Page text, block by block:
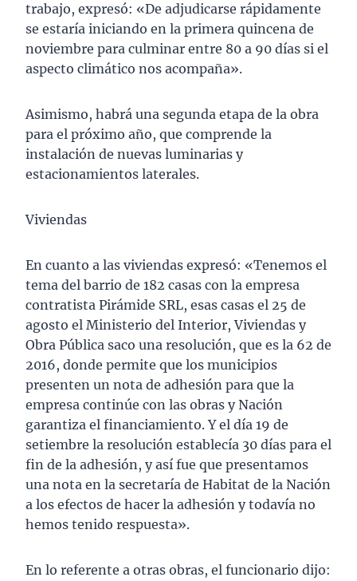
trabajo, expresó: «De adjudicarse rápidamente
se estaría iniciando en la primera quincena de
noviembre para culminar entre 80 a 90 días si el
aspecto climático nos acompaña».
Asimismo, habrá una segunda etapa de la obra
para el próximo año, que comprende la
instalación de nuevas luminarias y
estacionamientos laterales.
Viviendas
En cuanto a las viviendas expresó: «Tenemos el
tema del barrio de 182 casas con la empresa
contratista Pirámide SRL, esas casas el 25 de
agosto el Ministerio del Interior, Viviendas y
Obra Pública saco una resolución, que es la 62 de
2016, donde permite que los municipios
presenten un nota de adhesión para que la
empresa continúe con las obras y Nación
garantiza el financiamiento. Y el día 19 de
setiembre la resolución establecía 30 días para el
fin de la adhesión, y así fue que presentamos
una nota en la secretaría de Habitat de la Nación
a los efectos de hacer la adhesión y todavía no
hemos tenido respuesta».
En lo referente a otras obras, el funcionario dijo: